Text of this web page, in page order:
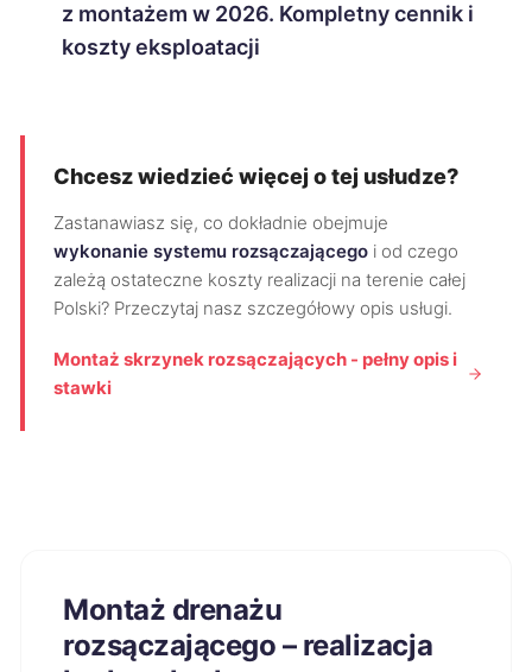
z montażem w 2026. Kompletny cennik i
koszty eksploatacji
Chcesz wiedzieć więcej o tej usłudze?
Zastanawiasz się, co dokładnie obejmuje
wykonanie systemu rozsączającego i od czego
zależą ostateczne koszty realizacji na terenie całej
Polski? Przeczytaj nasz szczegółowy opis usługi.
Montaż skrzynek rozsączających - pełny opis i
stawki
Montaż drenażu
rozsączającego – realizacja